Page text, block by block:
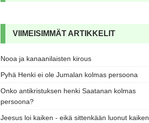
VIIMEISIMMÄT ARTIKKELIT
Nooa ja kanaanilaisten kirous
Pyhä Henki ei ole Jumalan kolmas persoona
Onko antikristuksen henki Saatanan kolmas
persoona?
Jeesus loi kaiken - eikä sittenkään luonut kaiken